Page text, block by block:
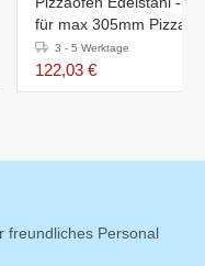
für max 305mm Pizza -
- 380x4860x188mm
3 - 5 Werktage
122,03 €
freundliches Personal